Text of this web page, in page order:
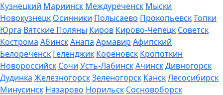
Кузнецкий Мариинск Междуреченск Мыски
Новокузнецк Осинники Полысаево ПрокопьевскТопки
Юрга Вятские Поляны Киров Кирово-Чепецк Советск
Кострома АбинскАнапа Армавир Афипский
Белореченск Геленджик Кореновск Кропоткин
Новороссийск Сочи Усть-ЛабинскАчинскДивногорск
Дудинка ЖелезногорскЗеленогорск КанскЛесосибирск
Минусинск Назарово Норильск Сосновоборск